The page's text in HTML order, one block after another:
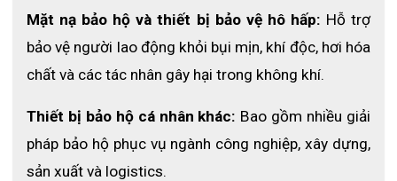
Mặt nạ phòng độc KING PRO DustMaster PAPR KPD-001
không chỉ mang đến khả năng lọc bụi và khí độc vượt trội mà
còn giúp người dùng làm việc thoải mái trong nhiều giờ liền. Nếu
bạn đang tìm kiếm một thiết bị bảo hộ cá nhân chất lượng cao,
lựa chọn hoàn hảo để bảo vệ sức khỏe và nâng cao hiệu quả
Vì sao nên muaMặt Nạ Phòng Độc DustDefense
Mặt nạ bảo hộ và thiết bị bảo vệ hô hấp: Hỗ trợ
bảo vệ người lao động khỏi bụi mịn, khí độc, hơi hóa
chất và các tác nhân gây hại trong không khí.
Thiết bị bảo hộ cá nhân khác: Bao gồm nhiều giải
pháp bảo hộ phục vụ ngành công nghiệp, xây dựng,
sản xuất và logistics.